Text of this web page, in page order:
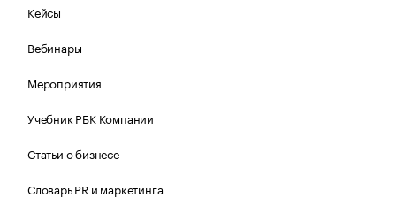
Кейсы
Вебинары
Мероприятия
Учебник РБК Компании
Статьи о бизнесе
Словарь PR и маркетинга